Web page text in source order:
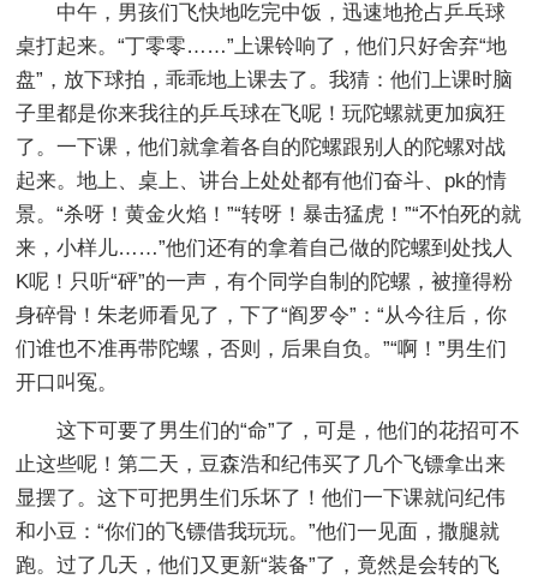
中午，男孩们飞快地吃完中饭，迅速地抢占乒乓球
桌打起来。“丁零零……”上课铃响了，他们只好舍弃“地
盘”，放下球拍，乖乖地上课去了。我猜：他们上课时脑
子里都是你来我往的乒乓球在飞呢！玩陀螺就更加疯狂
了。一下课，他们就拿着各自的陀螺跟别人的陀螺对战
起来。地上、桌上、讲台上处处都有他们奋斗、pk的情
景。“杀呀！黄金火焰！”“转呀！暴击猛虎！”“不怕死的就
来，小样儿……”他们还有的拿着自己做的陀螺到处找人
K呢！只听“砰”的一声，有个同学自制的陀螺，被撞得粉
身碎骨！朱老师看见了，下了“阎罗令”：“从今往后，你
们谁也不准再带陀螺，否则，后果自负。”“啊！”男生们
开口叫冤。
这下可要了男生们的“命”了，可是，他们的花招可不
止这些呢！第二天，豆森浩和纪伟买了几个飞镖拿出来
显摆了。这下可把男生们乐坏了！他们一下课就问纪伟
和小豆：“你们的飞镖借我玩玩。”他们一见面，撒腿就
跑。过了几天，他们又更新“装备”了，竟然是会转的飞